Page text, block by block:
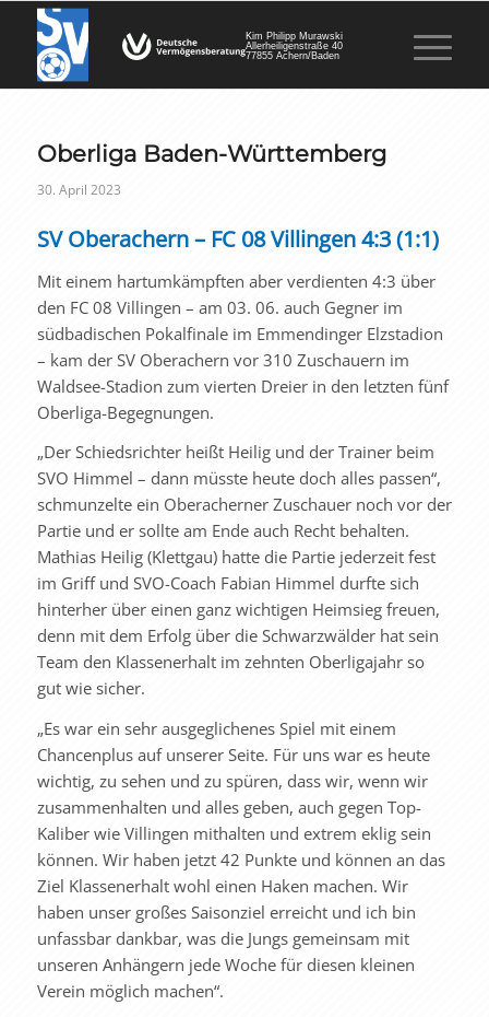
Kim Philipp Murawski
Allerheiligenstraße 40
77855 Achern/Baden
Oberliga Baden-Württemberg
30. April 2023
SV Oberachern – FC 08 Villingen 4:3 (1:1)
Mit einem hartumkämpften aber verdienten 4:3 über
den FC 08 Villingen – am 03. 06. auch Gegner im
südbadischen Pokalfinale im Emmendinger Elzstadion
– kam der SV Oberachern vor 310 Zuschauern im
Waldsee-Stadion zum vierten Dreier in den letzten fünf
Oberliga-Begegnungen.
„Der Schiedsrichter heißt Heilig und der Trainer beim
SVO Himmel – dann müsste heute doch alles passen“,
schmunzelte ein Oberacherner Zuschauer noch vor der
Partie und er sollte am Ende auch Recht behalten.
Mathias Heilig (Klettgau) hatte die Partie jederzeit fest
im Griff und SVO-Coach Fabian Himmel durfte sich
hinterher über einen ganz wichtigen Heimsieg freuen,
denn mit dem Erfolg über die Schwarzwälder hat sein
Team den Klassenerhalt im zehnten Oberligajahr so
gut wie sicher.
„Es war ein sehr ausgeglichenes Spiel mit einem
Chancenplus auf unserer Seite. Für uns war es heute
wichtig, zu sehen und zu spüren, dass wir, wenn wir
zusammenhalten und alles geben, auch gegen Top-
Kaliber wie Villingen mithalten und extrem eklig sein
können. Wir haben jetzt 42 Punkte und können an das
Ziel Klassenerhalt wohl einen Haken machen. Wir
haben unser großes Saisonziel erreicht und ich bin
unfassbar dankbar, was die Jungs gemeinsam mit
unseren Anhängern jede Woche für diesen kleinen
Verein möglich machen“.